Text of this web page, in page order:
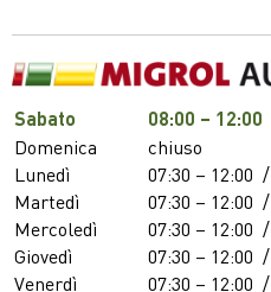
Sabato 08:00 – 12:00
Domenica
chiuso
Lunedì
07:30 – 12:00 /
Martedì
07:30 – 12:00 /
Mercoledì
07:30 – 12:00 /
Giovedì
07:30 – 12:00 /
Venerdì
07:30 – 12:00 /